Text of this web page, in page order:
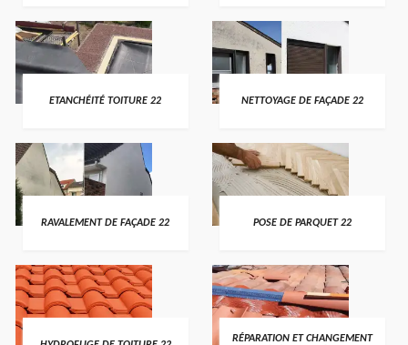
ETANCHÉITÉ TOITURE 22 NETTOYAGE DE FAÇADE 22
RAVALEMENT DE FAÇADE 22 POSE DE PARQUET 22
RÉPARATION ET CHANGEMENT